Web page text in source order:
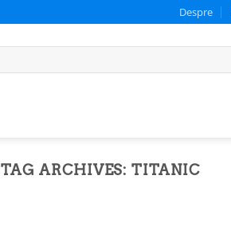
Despre
TAG ARCHIVES:TITANIC